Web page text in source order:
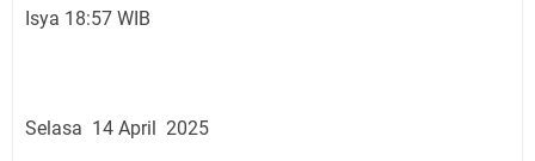
Isya 18:57 WIB
Selasa 14 April 2025